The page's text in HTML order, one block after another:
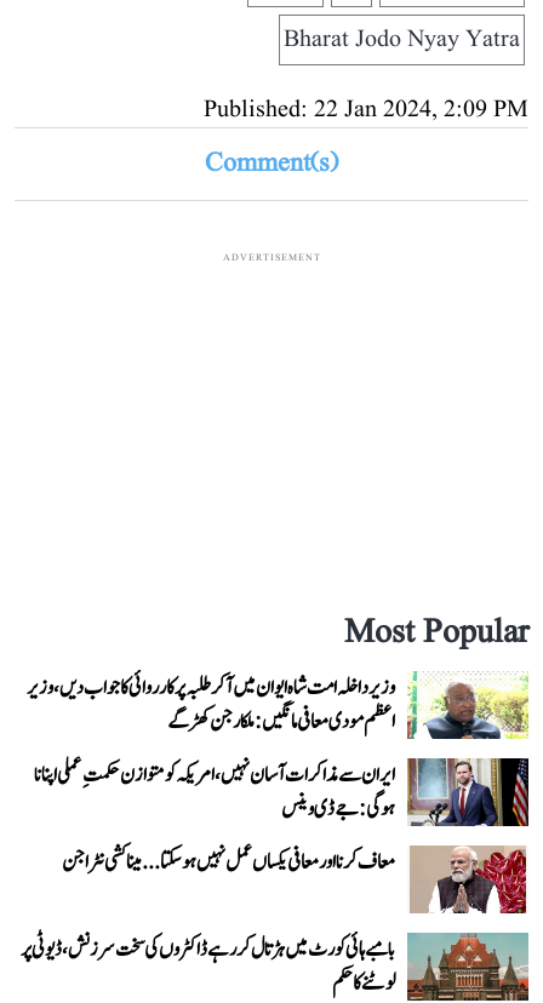
Bharat Jodo Nyay Yatra
Published: 22 Jan 2024, 2:09 PM
Comment(s)
ADVERTISEMENT
Most Popular
وزیر داخلہ امت شاہ ایوان میں آ کر طلبہ پر کارروائی کا جواب دیں، وزیر
اعظم مودی معافی مانگیں: ملکارجن کھڑگے
ایران سے مذاکرات آسان نہیں، امریکہ کو متوازن حکمتِ عملی اپنانا
ہوگی: جے ڈی وینس
معاف کرنا اور معافی یکساں عمل نہیں ہو سکتا... میناکشی نٹراجن
بامبے ہائی کورٹ میں ہڑتال کر رہے ڈاکٹروں کی سخت سرزنش، ڈیوٹی پر
لوٹنے کا حکم